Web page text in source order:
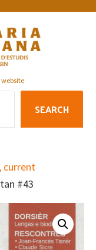
website
SEARCH
current
#43